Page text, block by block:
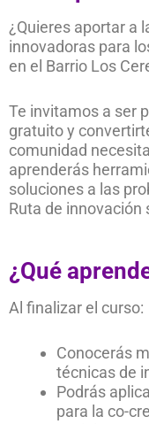
¿Quieres aportar a
innovadoras para
en el Barrio Los
Te invitamos a ser
gratuito y
comunidad
aprenderás
soluciones a las
Ruta de innovación
¿Qué
Al finalizar el curso:
Conocerás
técnicas de
Podrás
para la co-